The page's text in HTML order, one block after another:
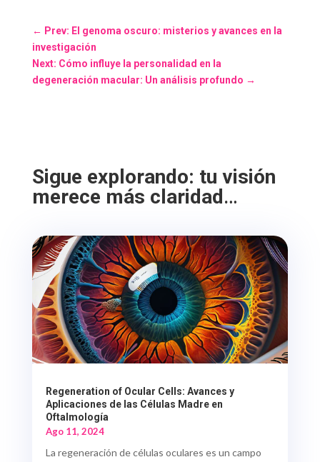
← Prev: El genoma oscuro: misterios y avances en la
investigación
Next: Cómo influye la personalidad en la
degeneración macular: Un análisis profundo →
Sigue explorando: tu visión
merece más claridad…
Regeneration of Ocular Cells: Avances y
Aplicaciones de las Células Madre en
Oftalmología
Ago 11, 2024
La regeneración de células oculares es un campo